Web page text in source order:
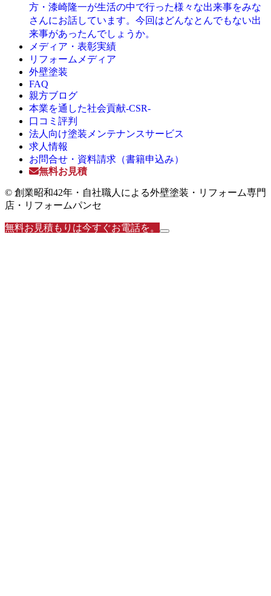
方・漆崎隆一が生活の中で行った様々な出来事をみな
さんにお話しています。今回はどんなとんでもない出
来事があったんでしょうか。
メディア・表彰実績
リフォームメディア
外壁塗装
FAQ
親方ブログ
本業を通した社会貢献-CSR-
口コミ評判
法人向け塗装メンテナンスサービス
求人情報
お問合せ・資料請求（書籍申込み）
無料お見積
© 創業昭和42年・自社職人による外壁塗装・リフォーム専門
店・リフォームパンセ
無料お見積もりは今すぐお電話を。